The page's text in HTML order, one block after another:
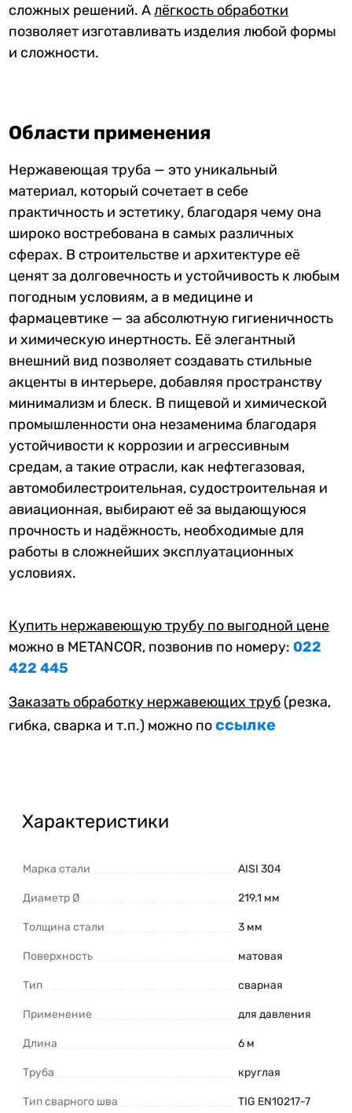
сложных решений. Алёгкость обработки
позволяет изготавливать изделия любой формы
и сложности.
Области применения
Нержавеющая труба — это уникальный
материал, который сочетает в себе
практичность и эстетику, благодаря чему она
широко востребована в самых различных
сферах. В строительстве и архитектуре её
ценят за долговечность и устойчивость к любым
погодным условиям, а в медицине и
фармацевтике — за абсолютную гигиеничность
и химическую инертность. Её элегантный
внешний вид позволяет создавать стильные
акценты в интерьере, добавляя пространству
минимализм и блеск. В пищевой и химической
промышленности она незаменима благодаря
устойчивости к коррозии и агрессивным
средам, а такие отрасли, как нефтегазовая,
автомобилестроительная, судостроительная и
авиационная, выбирают её за выдающуюся
прочность и надёжность, необходимые для
работы в сложнейших эксплуатационных
условиях.
Купить нержавеющую трубу по выгодной цене
можно в METANCOR, позвонив по номеру: 022
422 445
Заказать обработку нержавеющих труб (резка,
гибка, сварка и т.п.) можно поссылке
Характеристики
Марка стали AISI 304
Диаметр Ø 219.1 мм
Толщина стали 3 мм
Поверхность матовая
Тип сварная
Применение для давления
Длина 6 м
Труба круглая
Тип сварного шва TIG EN10217-7